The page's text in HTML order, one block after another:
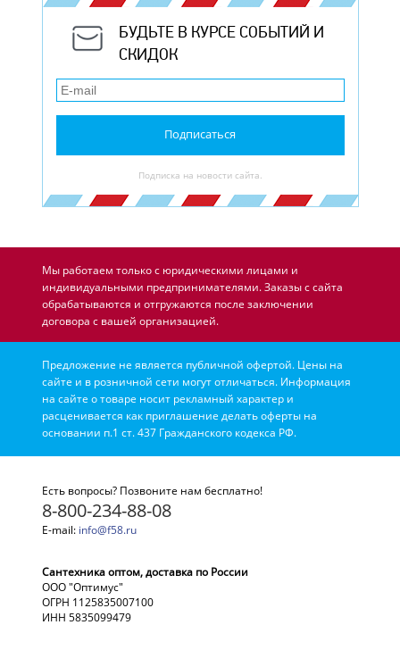
БУДЬТЕ В КУРСЕ СОБЫТИЙ И
СКИДОК
Подписаться
Подписка на новости сайта.
Мы работаем только с юридическими лицами и
индивидуальными предпринимателями. Заказы с сайта
обрабатываются и отгружаются после заключении
договора с вашей организацией.
Предложение не является публичной офертой. Цены на
сайте и в розничной сети могут отличаться. Информация
на сайте о товаре носит рекламный характер и
расценивается как приглашение делать оферты на
основании п.1 ст. 437 Гражданского кодекса РФ.
Есть вопросы? Позвоните нам бесплатно!
8-800-234-88-08
E-mail: info@f58.ru
Сантехника оптом, доставка по России
ООО "Оптимус"
ОГРН 1125835007100
ИНН 5835099479